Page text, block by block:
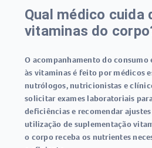
Qual médico cuida
vitaminas do
O acompanhamento do consumo
às vitaminas é feito por médicos
nutrólogos, nutricionistas e
solicitar exames laboratoriais
deficiências e recomendar
utilização de suplementação
o corpo receba os nutrientes